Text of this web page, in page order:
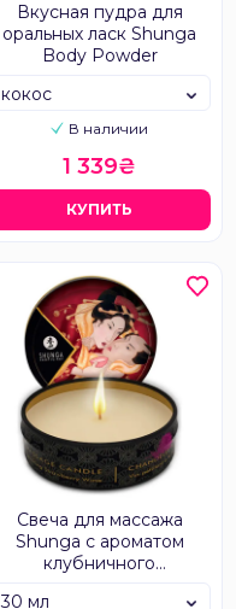
Вкусная пудра для
оральных ласк Shunga
Body Powder
В наличии
кокос
1 339₴
КУПИТЬ
Свеча для массажа
Shunga с ароматом
клубничного
30 мл